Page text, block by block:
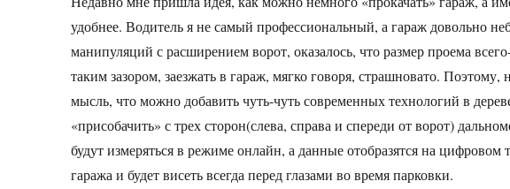
удобнее. Водитель я не самый профессиональный, а гараж довольно
манипуляций с расширением ворот, оказалось, что размер проема
таким зазором, заезжать в гараж, мягко говоря, страшновато.
мысль, что можно добавить чуть-чуть современных технологий в
«присобачить» с трех сторон(слева, справа и спереди от ворот)
будут измеряться в режиме онлайн, а данные отобразятся на цифровом
гаража и будет висеть всегда перед глазами во время парковки.